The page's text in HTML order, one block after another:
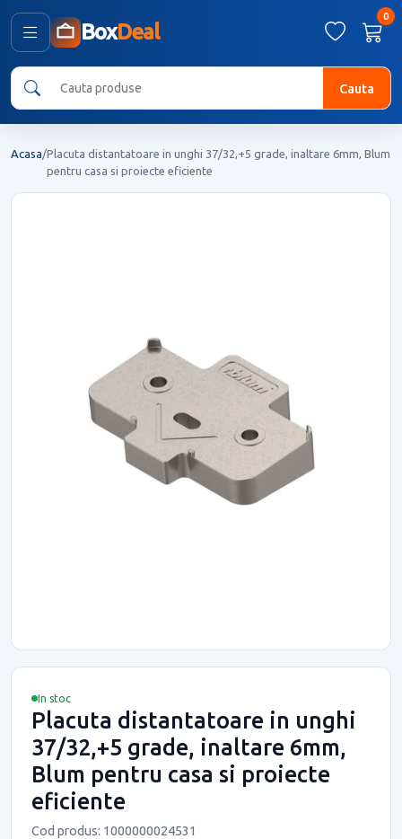
BoxDeal
0
Cauta
Acasa/Placuta distantatoare in unghi 37/32,+5 grade, inaltare 6mm, Blum
pentru casa si proiecte eficiente
In stoc
Placuta distantatoare in unghi
37/32,+5 grade, inaltare 6mm,
Blum pentru casa si proiecte
eficiente
Cod produs: 1000000024531